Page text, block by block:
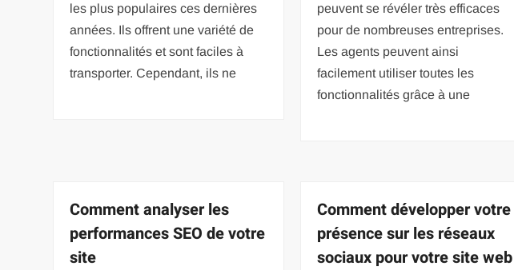
les plus populaires ces dernières
années. Ils offrent une variété de
fonctionnalités et sont faciles à
transporter. Cependant, ils ne
peuvent se révéler très efficaces
pour de nombreuses entreprises.
Les agents peuvent ainsi
facilement utiliser toutes les
fonctionnalités grâce à une
Comment analyser les
performances SEO de votre
site
Comment développer votre
présence sur les réseaux
sociaux pour votre site web